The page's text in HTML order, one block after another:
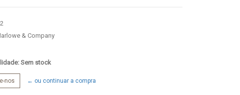
& Company
Sem stock
nos ← ou continuar a compra